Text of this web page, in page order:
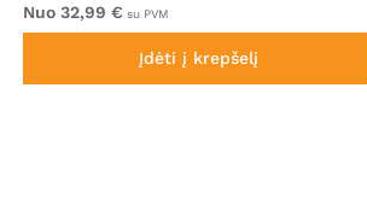
Nuo 32,99 € su PVM
Įdėti į krepšelį